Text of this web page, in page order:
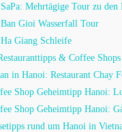
Mehrtägige Tour zu den
Gioi Wasserfall Tour
Giang Schleife
& Coffee Shops
in Hanoi: Restaurant Chay
Shop Geheimtipp Hanoi:
Shop Geheimtipp Hanoi:
rund um Hanoi in